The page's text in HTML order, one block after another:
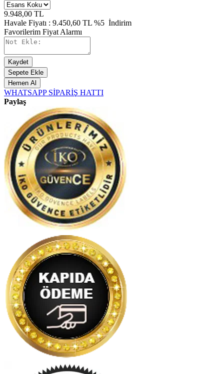
9.948,00 TL
Havale Fiyatı : 9.450,60 TL %5 İndirim
Favorilerim Fiyat Alarmı
Kaydet
Sepete Ekle
Hemen Al
WHATSAPP SİPARİŞ HATTI
Paylaş